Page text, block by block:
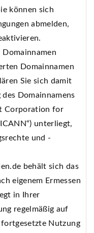
können sich
abmelden,
Domainnamen
Domainnamen
Sie sich damit
Domainnamens
Corporation for
unterliegt,
und -
behält sich das
eigenem Ermessen
in Ihrer
regelmäßig auf
Nutzung